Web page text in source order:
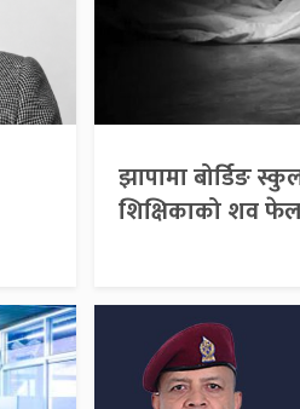
झापामा बोर्डिङ
शिक्षिकाको शव